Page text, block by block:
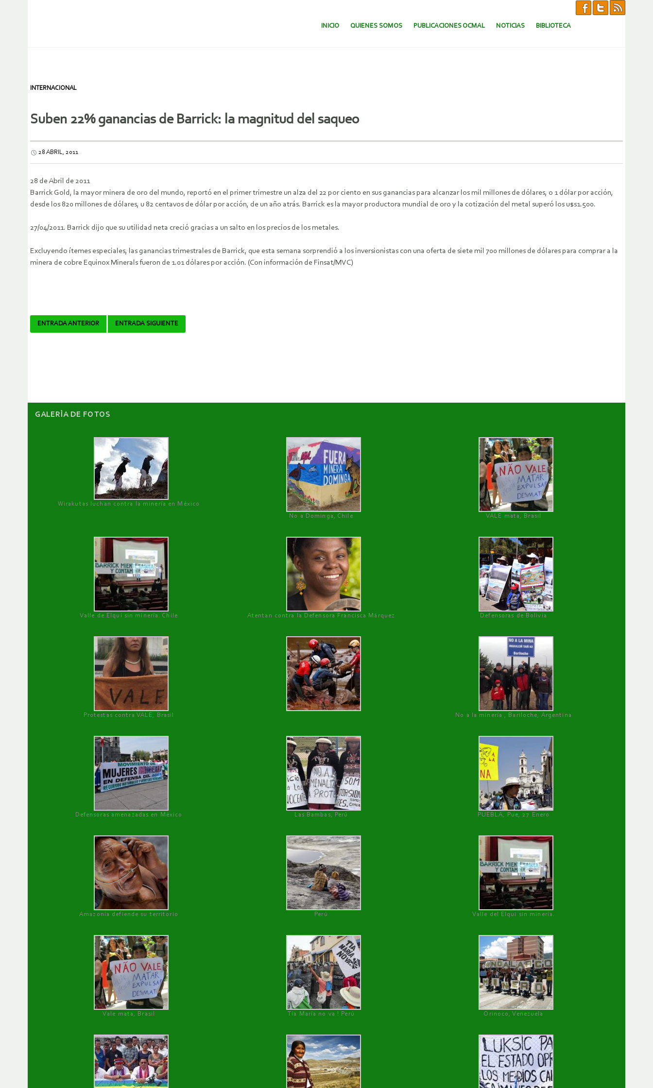
SALTAR AL CONTENIDO.
INICIO QUIENES SOMOS PUBLICACIONES OCMAL NOTICIAS BIBLIOTECA
INTERNACIONAL
Suben 22% ganancias de Barrick: la magnitud del saqueo
28 ABRIL, 2011
28 de Abril de 2011
Barrick Gold, la mayor minera de oro del mundo, reportó en el primer trimestre un alza del 22 por ciento en sus ganancias para alcanzar los mil millones de dólares, o 1 dólar por acción,
desde los 820 millones de dólares, u 82 centavos de dólar por acción, de un año atrás. Barrick es la mayor productora mundial de oro y la cotización del metal superó los u$s1.500.
27/04/2011. Barrick dijo que su utilidad neta creció gracias a un salto en los precios de los metales.
Excluyendo ítemes especiales, las ganancias trimestrales de Barrick, que esta semana sorprendió a los inversionistas con una oferta de siete mil 700 millones de dólares para comprar a la
minera de cobre Equinox Minerals fueron de 1.01 dólares por acción. (Con información de Finsat/MVC)
Navegador
ENTRADA ANTERIOR ENTRADA SIGUIENTE
GALERÌA DE FOTOS
Wirakutas luchan contra la minería en México
No a Dominga, Chile
VALE mata, Brasil
Valle de Elqui sin minería. Chile Atentan contra la Defensora Francisca Márquez Defensoras de Bolivia
Protestas contra VALE, Brasil No a la minería , Bariloche, Argentina
Defensoras amenazadas en México Las Bambas, Perú PUEBLA, Pue, 27 Enero
Amazonía defiende su territorio Perú Valle del Elqui sin minería.
Vale mata, Brasil Tía María no va ! Perú Orinoco, Venezuela